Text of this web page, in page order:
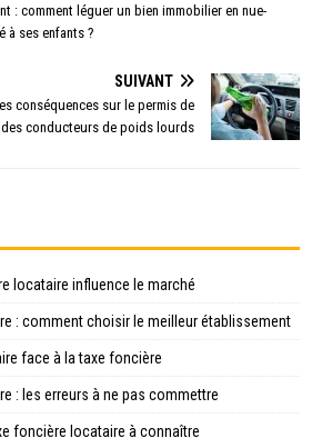
: comment léguer un bien immobilier en nue-
à ses enfants ?
SUIVANT
conséquences sur le permis de
conducteurs de poids lourds
locataire influence le marché
: comment choisir le meilleur établissement
face à la taxe foncière
: les erreurs à ne pas commettre
foncière locataire à connaître